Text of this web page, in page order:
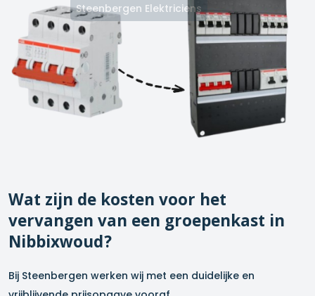
Wat zijn de kosten voor het
vervangen van een groepenkast in
Nibbixwoud?
Bij Steenbergen werken wij met een duidelijke en
Steenbergen Elektriciens